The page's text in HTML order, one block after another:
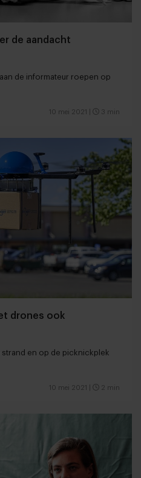
de aandacht
de informateur roepen op
10 mei 2021 3 min
drones ook
en op de picknickplek
10 mei 2021 2 min